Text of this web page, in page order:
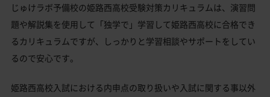
じゅけラボ予備校の姫路西高校受験対策カリキュラムは、演習問
題や解説集を使用して「独学で」学習して姫路西高校に合格でき
るカリキュラムですが、しっかりと学習相談やサポートをしてい
るので安心です。
姫路西高校入試における内申点の取り扱いや入試に関する事以外